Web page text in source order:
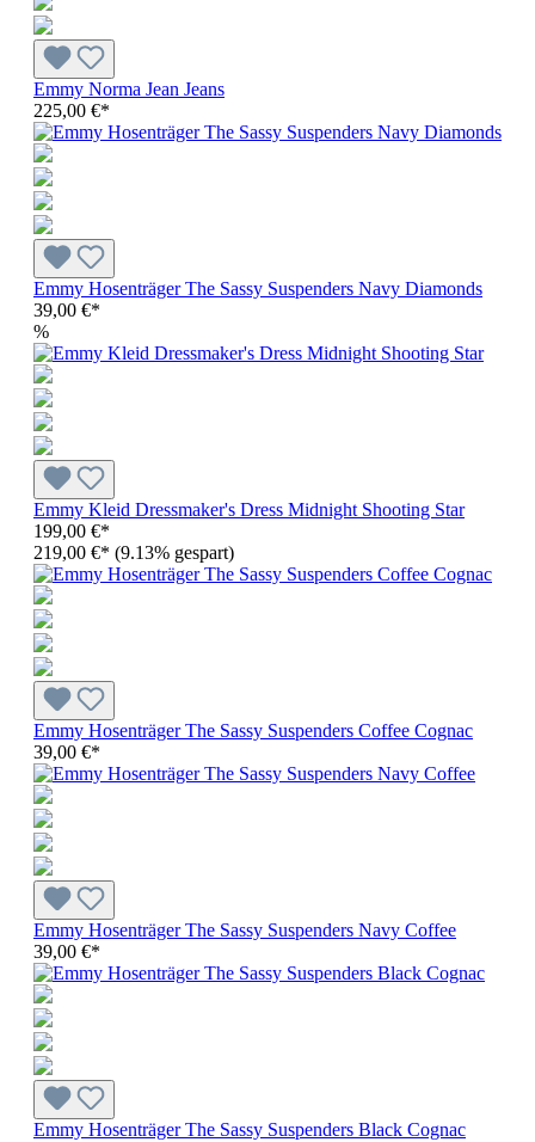
Emmy Norma Jean Jeans
225,00 €*
Emmy Hosenträger The Sassy Suspenders Navy Diamonds
39,00 €*
%
Emmy Kleid Dressmaker's Dress Midnight Shooting Star
199,00 €*
219,00 €* (9.13% gespart)
Emmy Hosenträger The Sassy Suspenders Coffee Cognac
39,00 €*
Emmy Hosenträger The Sassy Suspenders Navy Coffee
39,00 €*
Emmy Hosenträger The Sassy Suspenders Black Cognac